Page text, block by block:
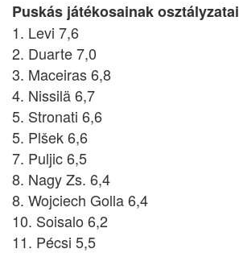
Puskás játékosainak osztályzatai
1. Levi 7,6
2. Duarte 7,0
3. Maceiras 6,8
4. Nissilä 6,7
5. Stronati 6,6
5. Plšek 6,6
7. Puljic 6,5
8. Nagy Zs. 6,4
8. Wojciech Golla 6,4
10. Soisalo 6,2
11. Pécsi 5,5